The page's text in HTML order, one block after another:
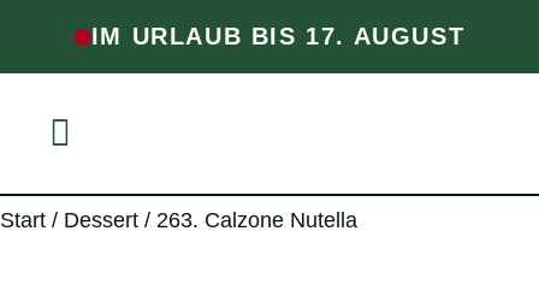
IM URLAUB BIS 17. AUGUST
Start / Dessert / 263. Calzone Nutella